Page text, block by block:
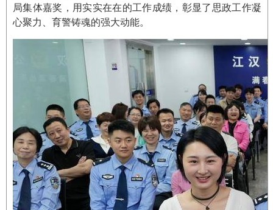
局集体嘉奖，用实实在在的工作成绩，彰显了思政工作凝
心聚力、育警铸魂的强大动能。